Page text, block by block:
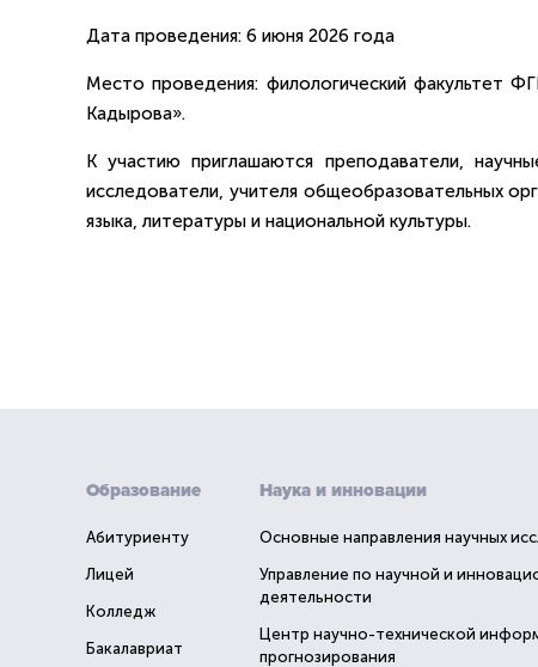
Дата проведения: 6 июня 2026 года
Место проведения: филологический факультет
Кадырова».
К участию приглашаются преподаватели,
исследователи, учителя общеобразовательных
языка, литературы и национальной культуры.
Образование
Абитуриенту
Лицей
Колледж
Бакалавриат
Наука и инновации
Основные направления научных
Управление по научной и
деятельности
Центр научно-технической
прогнозирования